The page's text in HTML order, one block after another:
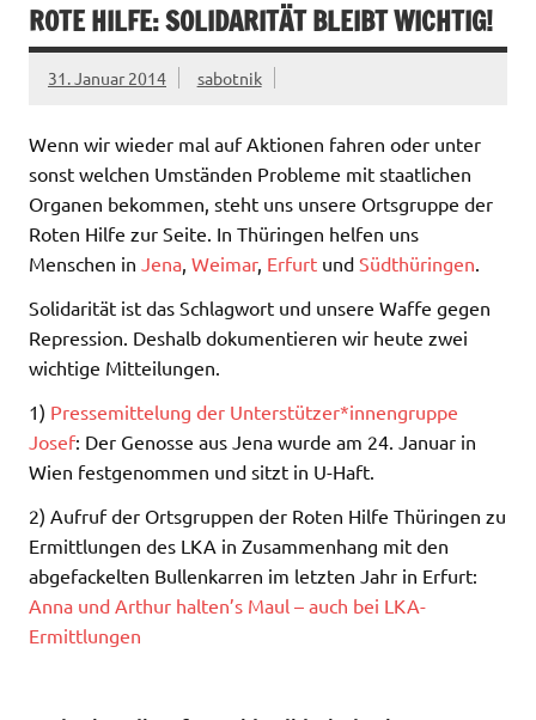
ROTE HILFE: SOLIDARITÄT BLEIBT WICHTIG!
31. Januar 2014 sabotnik
Wenn wir wieder mal auf Aktionen fahren oder unter
sonst welchen Umständen Probleme mit staatlichen
Organen bekommen, steht uns unsere Ortsgruppe der
Roten Hilfe zur Seite. In Thüringen helfen uns
Menschen in Jena Weimar, Erfurt und Südthüringen
Solidarität ist das Schlagwort und unsere Waffe gegen
Repression. Deshalb dokumentieren wir heute zwei
wichtige Mitteilungen.
1) Pressemittelung der Unterstützer*innengruppe
Josef: Der Genosse aus Jena wurde am 24. Januar in
Wien festgenommen und sitzt in U-Haft.
2) Aufruf der Ortsgruppen der Roten Hilfe Thüringen zu
Ermittlungen des LKA in Zusammenhang mit den
abgefackelten Bullenkarren im letzten Jahr in Erfurt:
Anna und Arthur halten’s Maul – auch bei LKA-
Ermittlungen